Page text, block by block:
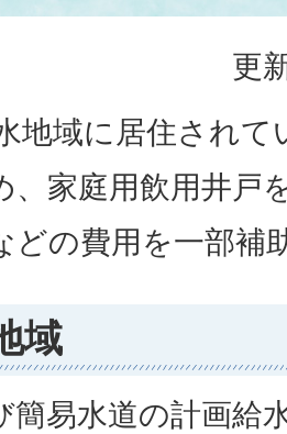
更
地域に居住され
、家庭用飲用井戸
どの費用を一部補
域
簡易水道の計画給